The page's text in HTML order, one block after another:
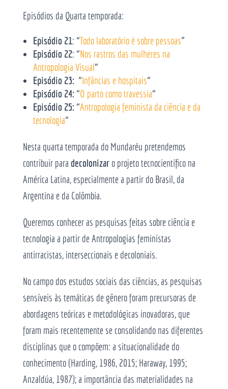
Episódios da Quarta temporada:
Episódio 21: “Todo laboratório é sobre pessoas”
Episódio 22: “Nos rastros das mulheres na
Antropologia Visual“
Episódio 23: “Infâncias e hospitais“
Episódio 24:“O parto como travessia“
Episódio 25:“Antropologia feminista da ciência e da
tecnologia“
Nesta quarta temporada do Mundaréu pretendemos
contribuir para decolonizaro projeto tecnocientífico na
América Latina, especialmente a partir do Brasil, da
Argentina e da Colômbia.
Queremos conhecer as pesquisas feitas sobre ciência e
tecnologia a partir de Antropologias feministas
antirracistas, interseccionais e decoloniais.
No campo dos estudos sociais das ciências, as pesquisas
sensíveis às temáticas de gênero foram precursoras de
abordagens teóricas e metodológicas inovadoras, que
foram mais recentemente se consolidando nas diferentes
disciplinas que o compõem: a situacionalidade do
conhecimento (Harding, 1986, 2015; Haraway, 1995;
Anzaldúa, 1987); a importância das materialidades na